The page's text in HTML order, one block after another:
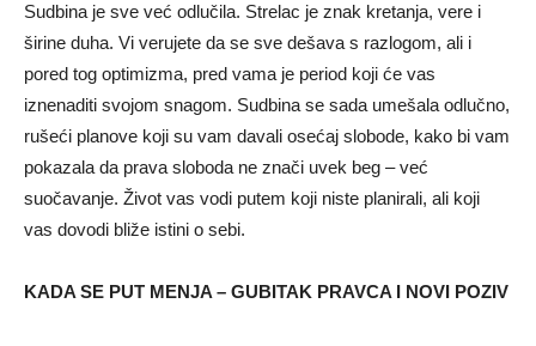
Sudbina je sve već odlučila. Strelac je znak kretanja, vere i
širine duha. Vi verujete da se sve dešava s razlogom, ali i
pored tog optimizma, pred vama je period koji će vas
iznenaditi svojom snagom. Sudbina se sada umešala odlučno,
rušeći planove koji su vam davali osećaj slobode, kako bi vam
pokazala da prava sloboda ne znači uvek beg – već
suočavanje. Život vas vodi putem koji niste planirali, ali koji
vas dovodi bliže istini o sebi.
KADA SE PUT MENJA – GUBITAK PRAVCA I NOVI POZIV